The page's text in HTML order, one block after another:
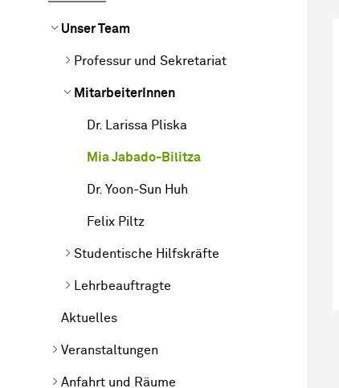
Unser Team
Professur und Sekretariat
MitarbeiterInnen
Dr. Larissa Pliska
Mia Jabado-Bilitza
Dr. Yoon-Sun Huh
Felix Piltz
Studentische Hilfskräfte
Lehrbeauftragte
Aktuelles
Veranstaltungen
Anfahrt und Räume